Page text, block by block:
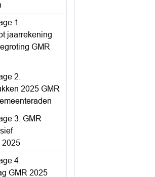
1.
jaarrekening
GMR
2.
2025 GMR
3. GMR
2025
4.
GMR 2025